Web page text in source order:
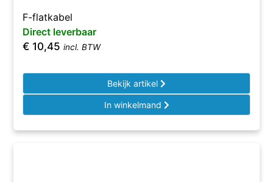
F-flatkabel
Direct leverbaar
€ 10,45 incl. BTW
Bekijk artikel
In winkelmand